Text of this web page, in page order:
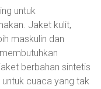
untuk
Jaket kulit,
maskulin dan
berbahan sintetis
cuaca yang tak